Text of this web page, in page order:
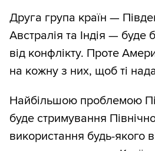
Друга група країн —
Австралія та Індія — буде
від конфлікту. Проте
на кожну з них, щоб ті
Найбільшою проблемою
буде стримування
використання будь-якого